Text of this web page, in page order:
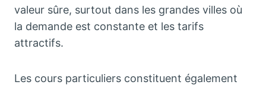
valeur sûre, surtout dans les grandes villes où
la demande est constante et les tarifs
attractifs.
Les cours particuliers constituent également